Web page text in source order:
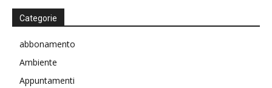
Categorie
abbonamento
Ambiente
Appuntamenti